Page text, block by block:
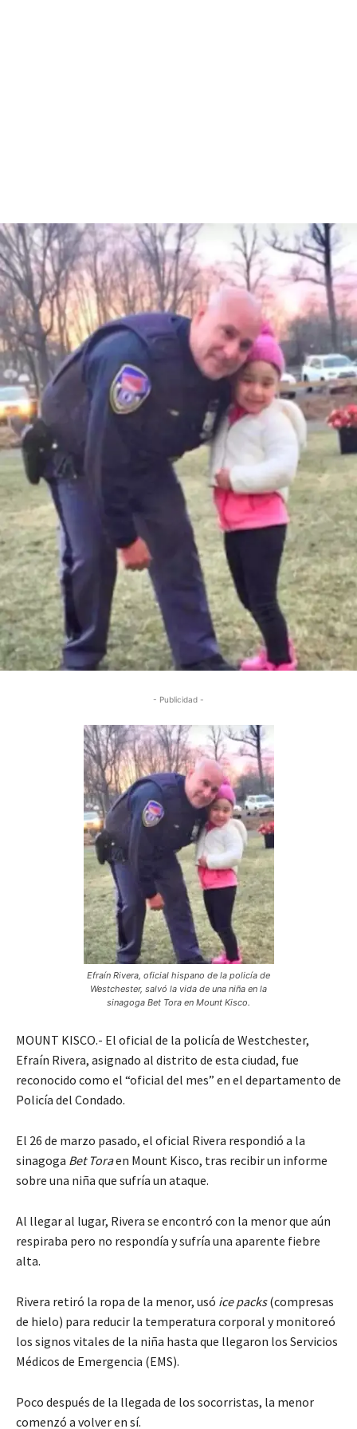
- Publicidad -
Efraín Rivera, oficial hispano de la policía de
Westchester, salvó la vida de una niña en la
sinagoga Bet Tora en Mount Kisco.
MOUNT KISCO.- El oficial de la policía de Westchester,
Efraín Rivera, asignado al distrito de esta ciudad, fue
reconocido como el “oficial del mes” en el departamento de
Policía del Condado.
El 26 de marzo pasado, el oficial Rivera respondió a la
sinagoga Bet Toraen Mount Kisco, tras recibir un informe
sobre una niña que sufría un ataque.
Al llegar al lugar, Rivera se encontró con la menor que aún
respiraba pero no respondía y sufría una aparente fiebre
alta.
Rivera retiró la ropa de la menor, usó ice packs(compresas
de hielo) para reducir la temperatura corporal y monitoreó
los signos vitales de la niña hasta que llegaron los Servicios
Médicos de Emergencia (EMS).
Poco después de la llegada de los socorristas, la menor
comenzó a volver en sí.